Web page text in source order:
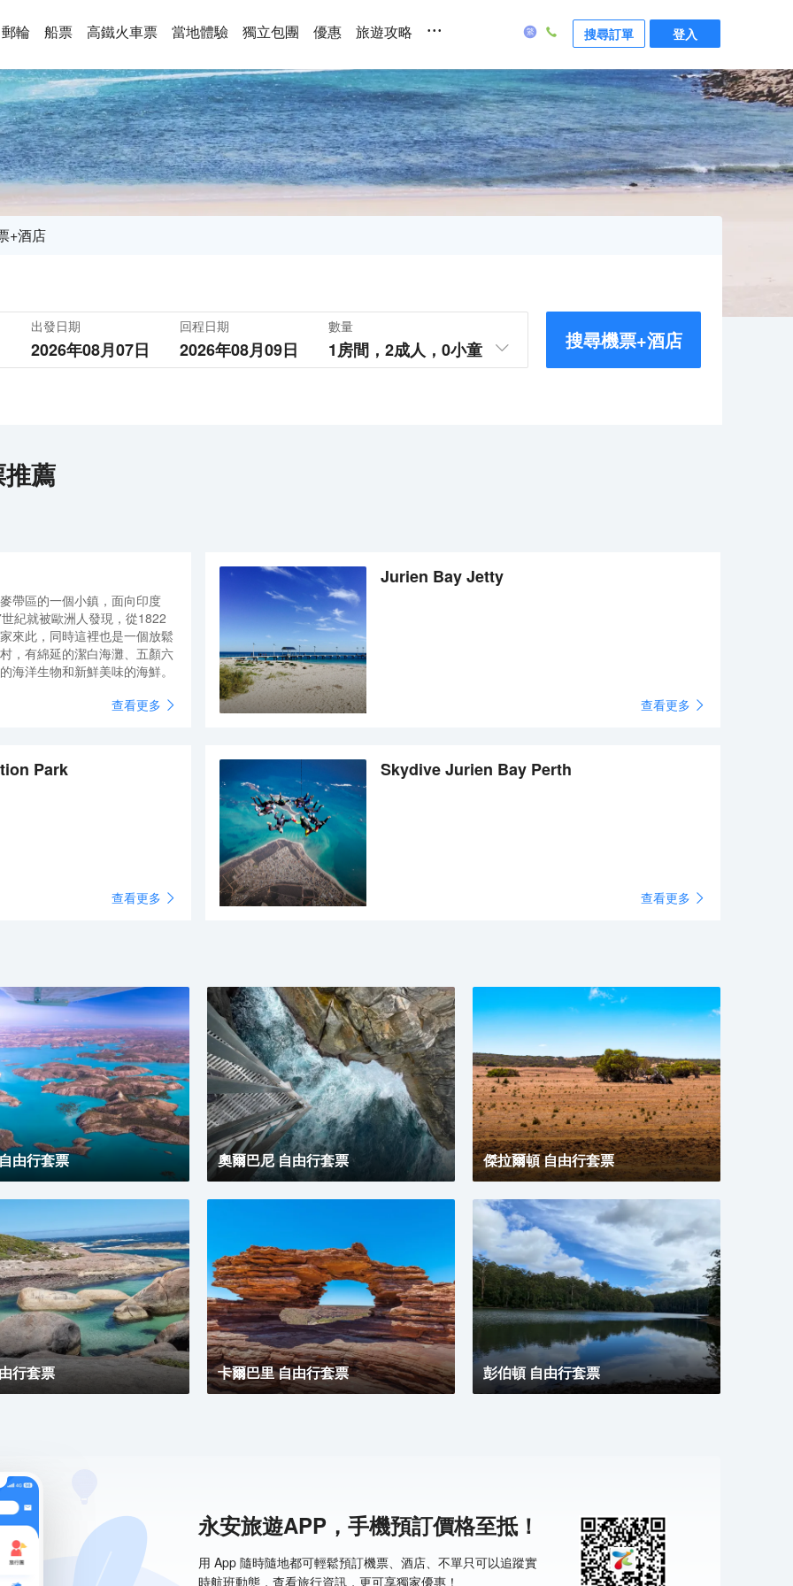
郵輪 船票 高鐵火車票 當地體驗 獨立包團 優惠 旅遊攻略 ... 搜尋訂單 登入
+酒店
出發日期
2026年08月07日
回程日期
2026年08月09日
數量
1房間， 2成人， 0小童 搜尋機票+酒店
薦
帶區的一個小鎮，面向印度
紀就被歐洲人發現，從1822
來此，同時這裡也是一個放鬆
，有綿延的潔白海灘、五顏六
海洋生物和新鮮美味的海鮮。
查看更多
Jurien Bay Jetty
查看更多
Park
查看更多
Skydive Jurien Bay Perth
查看更多
由行套票 奧爾巴尼 自由行套票 傑拉爾頓 自由行套票
行套票 卡爾巴里 自由行套票 彭伯頓 自由行套票
永安旅遊APP，手機預訂價格至抵！
用 App 隨時隨地都可輕鬆預訂機票、酒店、不單只可以追蹤實
時航班動態，查看旅行資訊，更可享獨家優惠！